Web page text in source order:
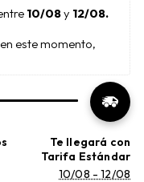
10/08 y 12/08.
este momento,
Te llegará con
Tarifa Estándar
10/08 - 12/08